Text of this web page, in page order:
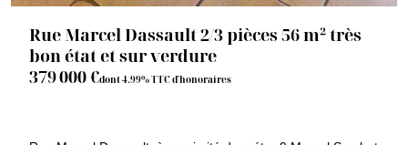
Rue Marcel Dassault 2/3 pièces 56 m² très
bon état et sur verdure
379 000 €dont 4.99% TTC d'honoraires